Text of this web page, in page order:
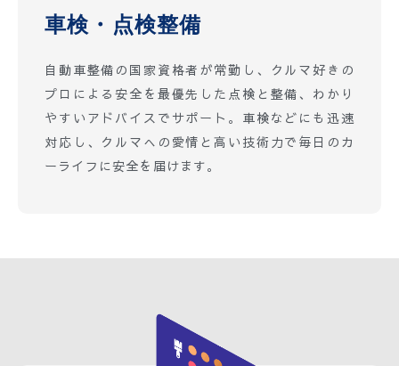
車検・点検整備
自動車整備の国家資格者が常勤し、クルマ好きの
プロによる安全を最優先した点検と整備、わかり
やすいアドバイスでサポート。車検などにも迅速
対応し、クルマへの愛情と高い技術力で毎日のカ
ーライフに安全を届けます。